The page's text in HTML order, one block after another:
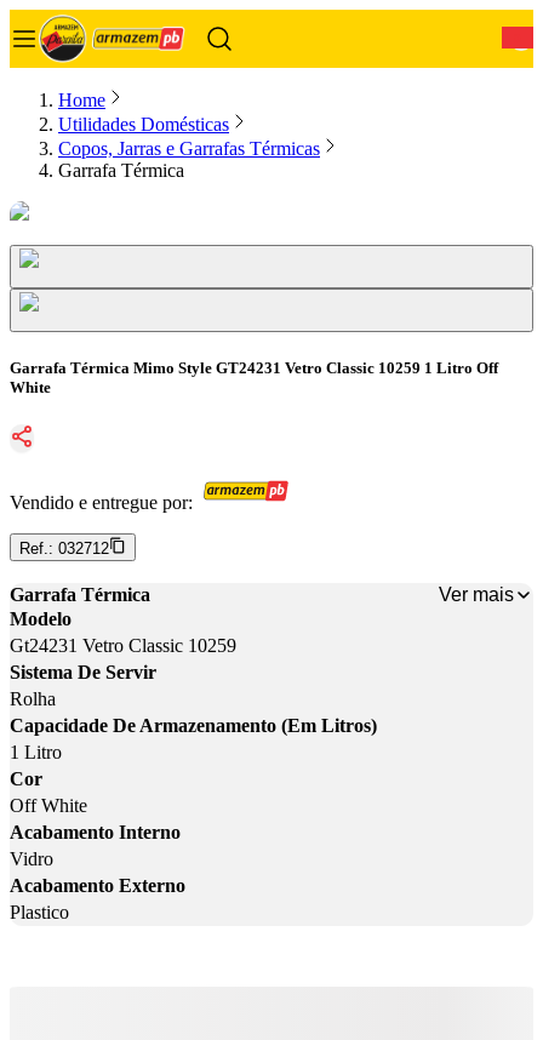
Home
Utilidades Domésticas
Copos, Jarras e Garrafas Térmicas
Garrafa Térmica
Garrafa Térmica Mimo Style GT24231 Vetro Classic 10259 1 Litro Off
White
Vendido e entregue por:
Ref.: 032712
Garrafa Térmica
Ver mais
Modelo
Gt24231 Vetro Classic 10259
Sistema De Servir
Rolha
Capacidade De Armazenamento (Em Litros)
1 Litro
Cor
Off White
Acabamento Interno
Vidro
Acabamento Externo
Plastico